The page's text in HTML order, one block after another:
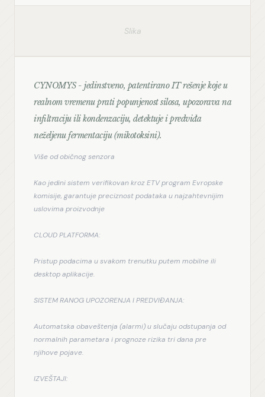
Slika
CYNOMYS - jedinstveno, patentirano IT rešenje koje u
realnom vremenu prati popunjenost silosa, upozorava na
infiltraciju ili kondenzaciju, detektuje i predviđa
neželjenu fermentaciju (mikotoksini).
Više od običnog senzora
Kao jedini sistem verifikovan kroz ETV program Evropske
komisije, garantuje preciznost podataka u najzahtevnijim
uslovima proizvodnje
CLOUD PLATFORMA:
Pristup podacima u svakom trenutku putem mobilne ili
desktop aplikacije.
SISTEM RANOG UPOZORENJA I PREDVIĐANJA:
Automatska obaveštenja (alarmi) u slučaju odstupanja od
normalnih parametara i prognoze rizika tri dana pre
njihove pojave.
IZVEŠTAJI: